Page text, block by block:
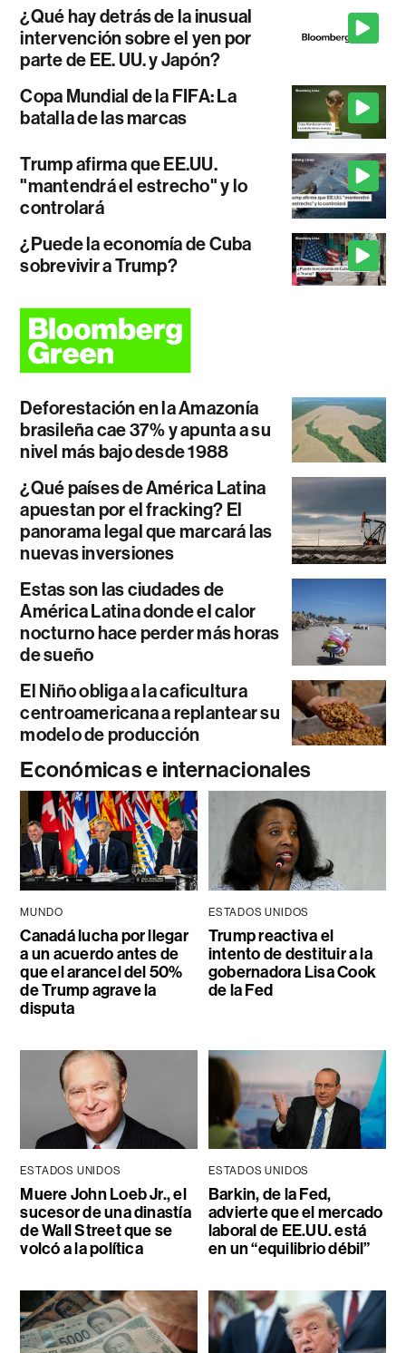
¿Qué hay detrás de la inusual
intervención sobre el yen por
parte de EE. UU. y Japón?
Copa Mundial de la FIFA: La
batalla de las marcas
Trump afirma que EE.UU.
"mantendrá el estrecho" y lo
controlará
¿Puede la economía de Cuba
sobrevivir a Trump?
Deforestación en la Amazonía
brasileña cae 37% y apunta a su
nivel más bajo desde 1988
¿Qué países de América Latina
apuestan por el fracking? El
panorama legal que marcará las
nuevas inversiones
Estas son las ciudades de
América Latina donde el calor
nocturno hace perder más horas
de sueño
El Niño obliga a la caficultura
centroamericana a replantear su
modelo de producción
Económicas e internacionales
MUNDO
Canadá lucha por llegar
a un acuerdo antes de
que el arancel del 50%
de Trump agrave la
disputa
ESTADOS UNIDOS
Trump reactiva el
intento de destituir a la
gobernadora Lisa Cook
de la Fed
ESTADOS UNIDOS
Muere John Loeb Jr., el
sucesor de una dinastía
de Wall Street que se
volcó a la política
ESTADOS UNIDOS
Barkin, de la Fed,
advierte que el mercado
laboral de EE.UU. está
en un “equilibrio débil”